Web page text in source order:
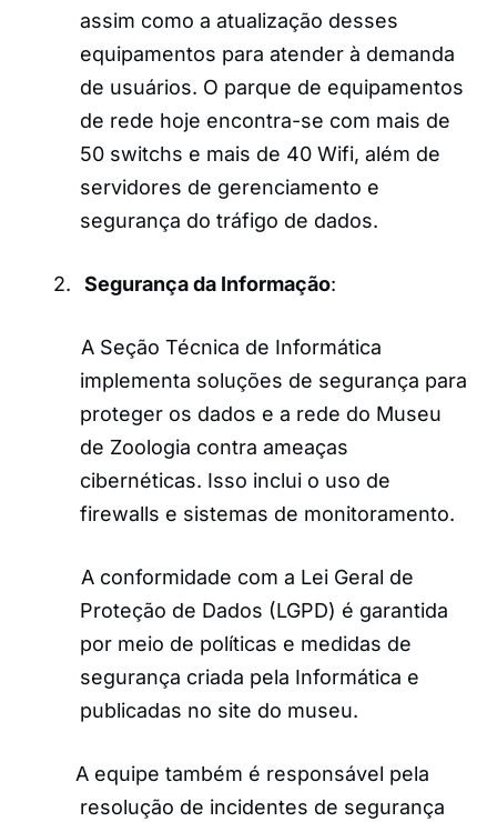
assim como a atualização desses
equipamentos para atender à demanda
de usuários. O parque de equipamentos
de rede hoje encontra-se com mais de
50 switchs e mais de 40 Wifi, além de
servidores de gerenciamento e
segurança do tráfigo de dados.
2. Segurança da Informação:
A Seção Técnica de Informática
implementa soluções de segurança para
proteger os dados e a rede do Museu
de Zoologia contra ameaças
cibernéticas. Isso inclui o uso de
firewalls e sistemas de monitoramento.
A conformidade com a Lei Geral de
Proteção de Dados (LGPD) é garantida
por meio de políticas e medidas de
segurança criada pela Informática e
publicadas no site do museu.
A equipe também é responsável pela
resolução de incidentes de segurança